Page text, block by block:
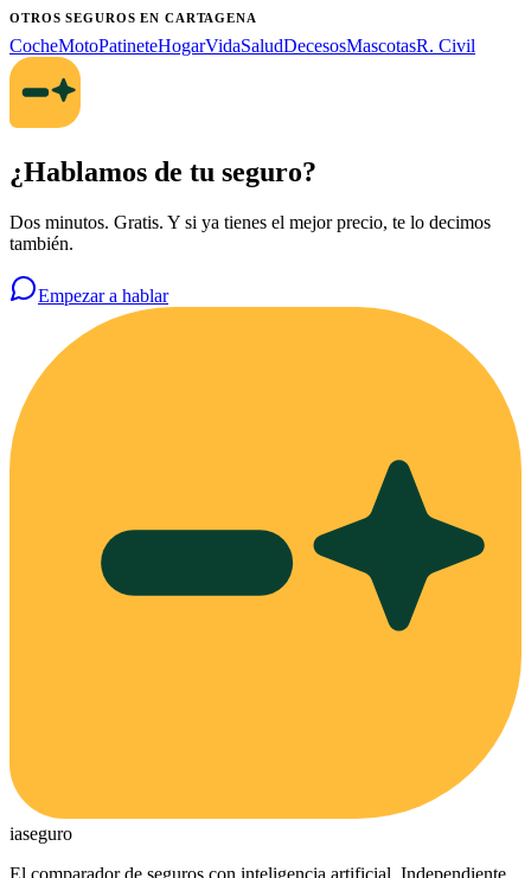
OTROS SEGUROSEN CARTAGENA
CocheMotoPatineteHogarVidaSaludDecesosMascotasR. Civil
¿Hablamos de tu seguro?
Dos minutos. Gratis. Y si ya tienes el mejor precio, te lo decimos
también.
Empezar a hablar
iaseguro
El comparador de seguros con inteligencia artificial. Independiente